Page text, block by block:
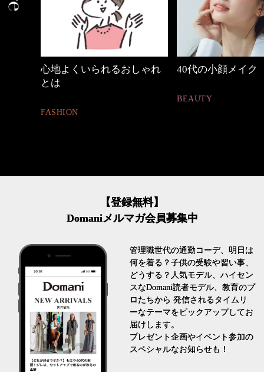
40代の小顔メイク
編集者が選ぶ【
【登録無料】
Domaniメルマガ会員募集中
管理職世代の通勤コーデ、明日は
何を着る？子供の受験や習い事、
どうする？人気モデル、ハイセン
スなDomani読者モデル、教育のプ
ロたちから 発信されるタイムリ
ーなテーマをピックアップしてお
届けします。
プレゼント企画やイベント参加の
スペシャルなお知らせも！